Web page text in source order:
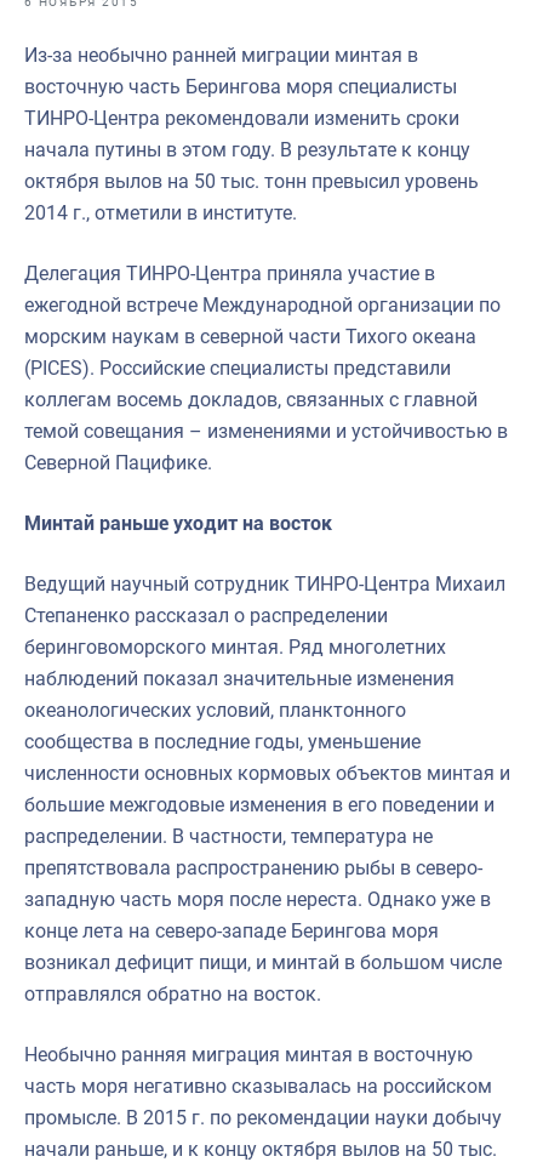
Выставки и конференции
Научно-практическая литература
Рыбоохрана России
Укрепление духовно-нравственных ценностей
События в России и мире
Из-за необычно ранней миграции минтая в
восточную часть Берингова моря специалисты
ТИНРО-Центра рекомендовали изменить сроки
начала путины в этом году. В результате к концу
октября вылов на 50 тыс. тонн превысил уровень
2014 г., отметили в институте.
Делегация ТИНРО-Центра приняла участие в
ежегодной встрече Международной организации по
морским наукам в северной части Тихого океана
(PICES). Российские специалисты представили
коллегам восемь докладов, связанных с главной
темой совещания – изменениями и устойчивостью в
Северной Пацифике.
Минтай раньше уходит на восток
Ведущий научный сотрудник ТИНРО-Центра Михаил
Степаненко рассказал о распределении
беринговоморского минтая. Ряд многолетних
наблюдений показал значительные изменения
океанологических условий, планктонного
сообщества в последние годы, уменьшение
численности основных кормовых объектов минтая и
большие межгодовые изменения в его поведении и
распределении. В частности, температура не
препятствовала распространению рыбы в северо-
западную часть моря после нереста. Однако уже в
конце лета на северо-западе Берингова моря
возникал дефицит пищи, и минтай в большом числе
отправлялся обратно на восток.
Необычно ранняя миграция минтая в восточную
часть моря негативно сказывалась на российском
промысле. В 2015 г. по рекомендации науки добычу
начали раньше, и к концу октября вылов на 50 тыс.